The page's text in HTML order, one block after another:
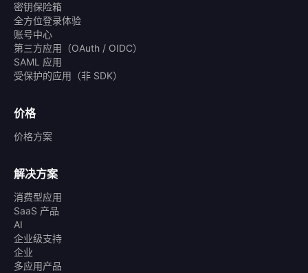
密钥保险箱
全方位登录体验
账号中心
第三方应用（OAuth / OIDC）
SAML 应用
受保护的应用（非 SDK）
价格
价格方案
解决方案
消费型应用
SaaS 产品
AI
企业级支持
企业
多应用产品